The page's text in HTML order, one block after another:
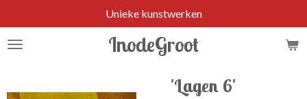
direct
naar
InodeGroot
Unieke kunstwerken
'Lagen 6'